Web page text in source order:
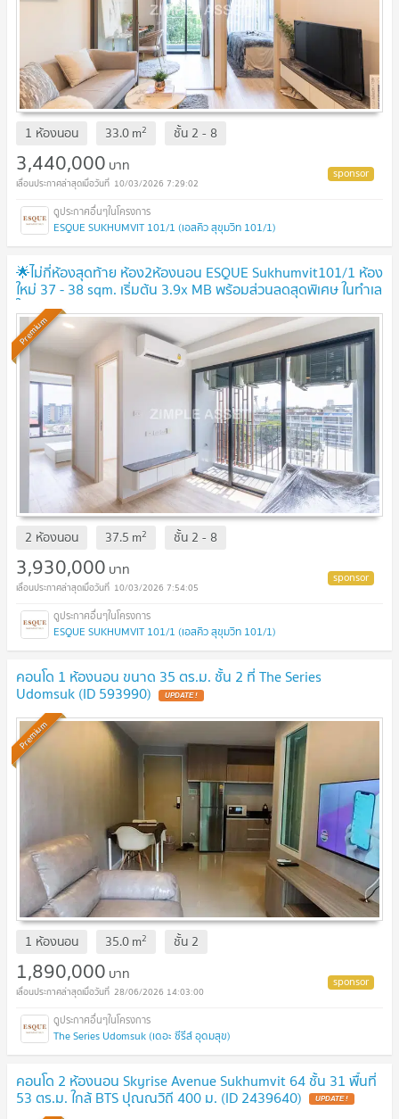
1 ห้องนอน 33.0m2 ชั้น 2 - 8
3,440,000 บาท
10/03/2026 7:29:02
ESQUE SUKHUMVIT 101/1 (เอสคิว สุขุมวิท 101/1)
🌟ไม่กี่ห้องสุดท้าย ห้อง2ห้องนอน ESQUE Sukhumvit101/1 ห้อง
ใหม่ 37 - 38 sqm. เริ่มต้น 3.9x MB พร้อมส่วนลดสุดพิเศษ ในทำเล
ใกล้BTS
Premium
2 ห้องนอน 37.5 m2 ชั้น 2 - 8
3,930,000 บาท
10/03/2026 7:54:05
ESQUE SUKHUMVIT 101/1 (เอสคิว สุขุมวิท 101/1)
คอนโด 1 ห้องนอน ขนาด 35 ตร.ม. ชั้น 2 ที่ The Series
Udomsuk (ID 593990)
Premium
1 ห้องนอน 35.0m2 ชั้น 2
1,890,000 บาท
28/06/2026 14:03:00
The Series Udomsuk (เดอะ ซีรีส์ อุดมสุข)
คอนโด 2 ห้องนอน Skyrise Avenue Sukhumvit 64 ชั้น 31 พื้นที่
53 ตร.ม. ใกล้ BTS ปุณณวิถี 400 ม. (ID 2439640)